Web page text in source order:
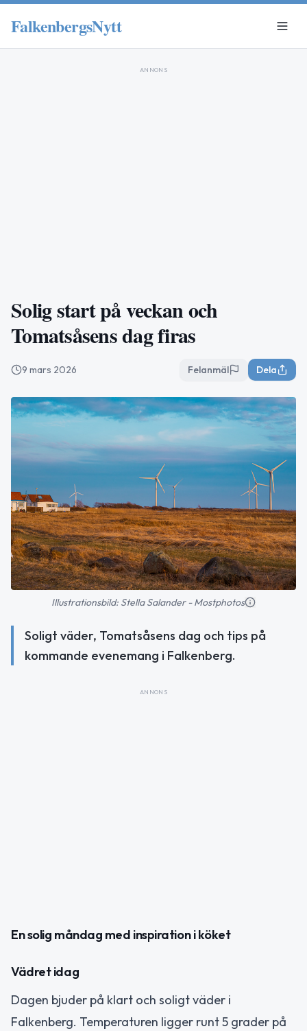
FalkenbergsNytt
ANNONS
Solig start på veckan och
Tomatsåsens dag firas
9 mars 2026 Felanmäl Dela
Illustrationsbild: Stella Salander - Mostphotos
Soligt väder, Tomatsåsens dag och tips på
kommande evenemang i Falkenberg.
ANNONS
En solig måndag med inspiration i köket
Vädret idag
Dagen bjuder på klart och soligt väder i
Falkenberg. Temperaturen ligger runt 5 grader på